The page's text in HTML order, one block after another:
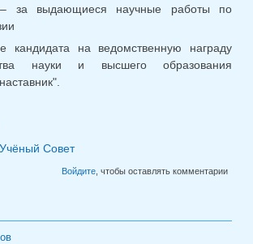
за выдающиеся научные работы по
кандидата на ведомственную награду
науки и высшего образования
Учёный Совет
Войдите, чтобы оставлять комментарии